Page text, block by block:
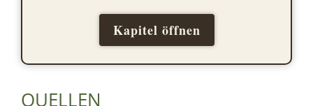
Kapitel öffnen
QUELLEN